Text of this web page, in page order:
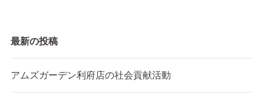
最新の投稿
アムズガーデン利府店の社会貢献活動